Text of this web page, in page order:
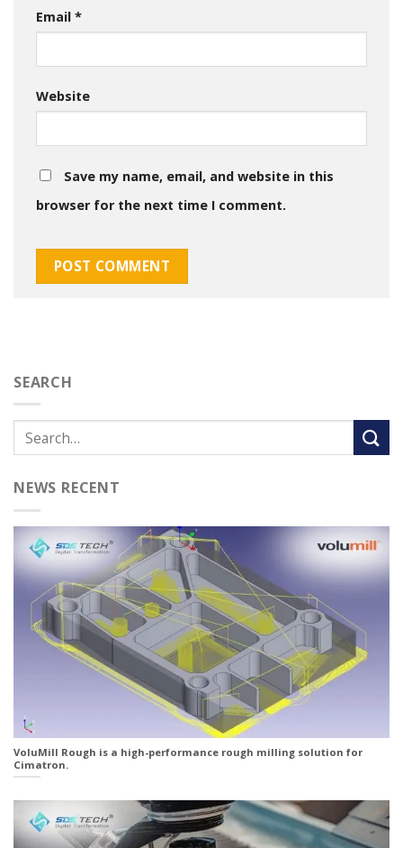
Email *
Website
Save my name, email, and website in this
browser for the next time I comment.
SEARCH
NEWS RECENT
VoluMill Rough is a high-performance rough milling solution for
Cimatron.